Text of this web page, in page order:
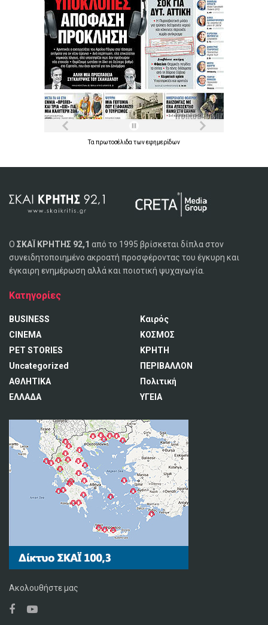
Τα πρωτοσέλιδα τωνεφημερίδων
Ο ΣΚΑΪ ΚΡΗΤΗΣ 92,1 από το 1995 βρίσκεται δίπλα στον
συνειδητοποιημένο ακροατή προσφέροντας του έγκυρη και
έγκαιρη ενημέρωση αλλά και ποιοτική ψυχαγωγία.
Κατηγορίες
BUSINESS
CINEMA
PET STORIES
Uncategorized
ΑΘΛΗΤΙΚΑ
ΕΛΛΑΔΑ
Καιρός
ΚΟΣΜΟΣ
ΚΡΗΤΗ
ΠΕΡΙΒΑΛΛΟΝ
Πολιτική
ΥΓΕΙΑ
Ακολουθήστε μας